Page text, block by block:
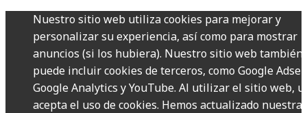
Nuestro sitio web utiliza cookies para mejorar y
personalizar su experiencia, así como para mostrar
anuncios (si los hubiera). Nuestro sitio web también
puede incluir cookies de terceros, como Google
Google Analytics y YouTube. Al utilizar el sitio web,
acepta el uso de cookies. Hemos actualizado nuestra